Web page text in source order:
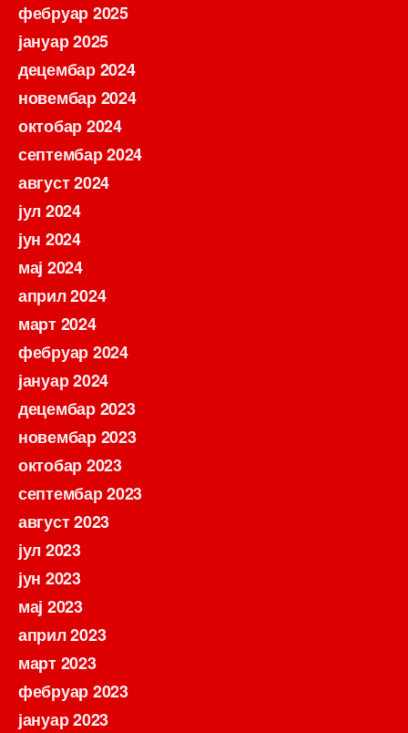
фебруар 2025
јануар 2025
децембар 2024
новембар 2024
октобар 2024
септембар 2024
август 2024
јул 2024
јун 2024
мај 2024
април 2024
март 2024
фебруар 2024
јануар 2024
децембар 2023
новембар 2023
октобар 2023
септембар 2023
август 2023
јул 2023
јун 2023
мај 2023
април 2023
март 2023
фебруар 2023
јануар 2023